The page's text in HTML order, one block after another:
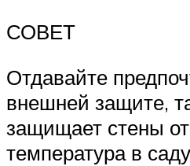
СОВЕТ
Отдавайте
внешней защите,
защищает стены
температура в